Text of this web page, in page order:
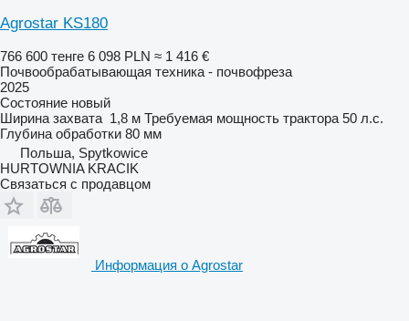
Agrostar KS180
766 600 тенге 6 098 PLN ≈ 1 416 €
Почвообрабатывающая техника - почвофреза
2025
Состояние новый
Ширина захвата 1,8 м Требуемая мощность трактора 50 л.с.
Глубина обработки 80 мм
Польша, Spytkowice
HURTOWNIA KRACIK
Связаться с продавцом
Информация о Agrostar